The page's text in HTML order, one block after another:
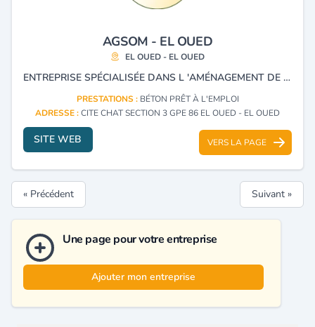
AGSOM - EL OUED
EL OUED - EL OUED
ENTREPRISE SPÉCIALISÉE DANS L 'AMÉNAGEMENT DE PÉRIMÈTRES IRRIGUÉS ET LE DRAINAGE AGRICOLE. ELLE DISPOSE ÉGALEMENT D’UNE ACTIVITÉ INDUSTRIELLE DÉDIÉE À LA PRODUCTION DE STRUCTURES MÉTALLIQUES ET À LA FABRICATION DE MACHINES AGRICOLES.
PRESTATIONS : BÉTON PRÊT À L'EMPLOI
ADRESSE :CITE CHAT SECTION 3 GPE 86 EL OUED - EL OUED
SITE WEB VERS LA PAGE
« Précédent Suivant »
Une page pour votre entreprise
Ajouter mon entreprise